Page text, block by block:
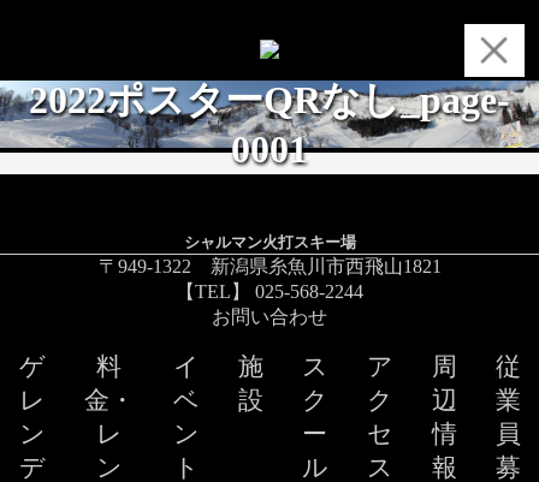
2022ポスターQRなし_page-
0001
シャルマン火打スキー場
〒949-1322 新潟県糸魚川市西飛山1821
【TEL】 025-568-2244
お問い合わせ
ゲ
レ
ン
デ
料
金・
レ
ン
イ
ベ
ン
ト
施
設
ス
ク
ー
ル
ア
ク
セ
ス
周
辺
情
報
従
業
員
募